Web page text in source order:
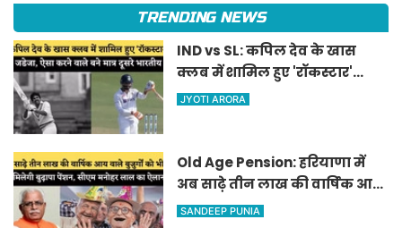
TRENDING NEWS
IND vs SL: कपिल देव के खास
क्लब में शामिल हुए 'रॉकस्टार'
जडेजा, ऐसा करने वाले बने मात्र
JYOTI ARORA
Old Age Pension: हरियाणा में
अब साढ़े तीन लाख की वार्षिक आय
वाले बुजुर्गों को भी मिलेगी बुढ़ापा
SANDEEP PUNIA